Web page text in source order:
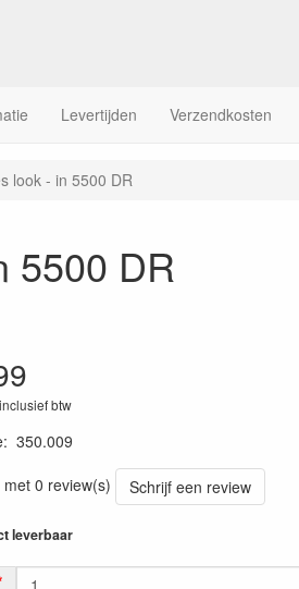
Levertijden Verzendkosten
look - in 5500 DR
5500 DR
btw
: 350.009
0 review(s)
Schrijf een review
leverbaar